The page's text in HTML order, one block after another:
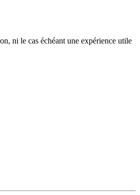
ni le cas échéant une expérience utile